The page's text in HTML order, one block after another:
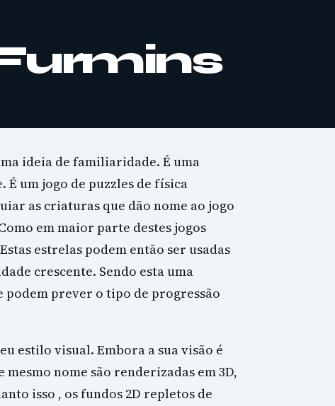
ideia de familiaridade. É uma
É um jogo de puzzles de física
as criaturas que dão nome ao jogo
em maior parte destes jogos
estrelas podem então ser usadas
crescente. Sendo esta uma
podem prever o tipo de progressão
estilo visual. Embora a sua visão é
nome são renderizadas em 3D,
isso , os fundos 2D repletos de